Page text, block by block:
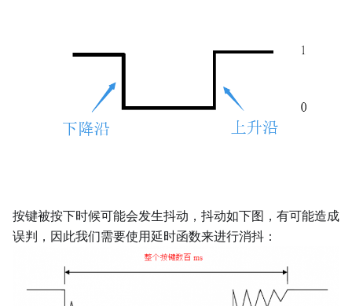
按键被按下时候可能会发生抖动，抖动如下图，有可能造成
误判，因此我们需要使用延时函数来进行消抖：